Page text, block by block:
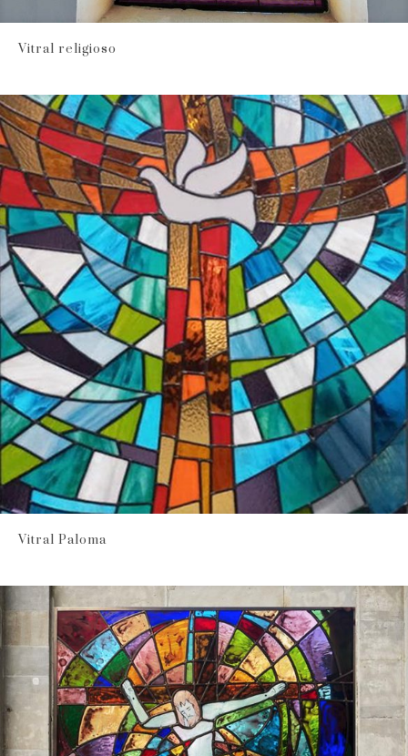
Vitral religioso
Vitral Paloma